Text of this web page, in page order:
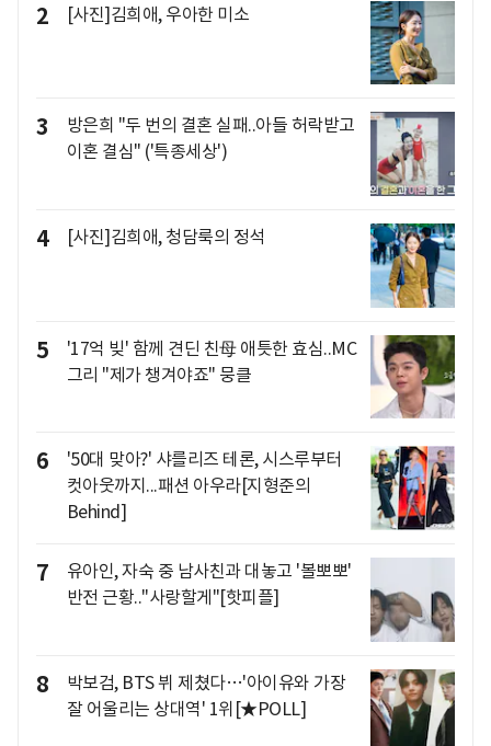
2 [사진]김희애, 우아한 미소
3
방은희 "두 번의 결혼 실패..아들 허락받고
이혼 결심" ('특종세상')
4 [사진]김희애, 청담룩의 정석
5
'17억 빚' 함께 견딘 친母 애틋한 효심..MC
그리 "제가 챙겨야죠" 뭉클
6
'50대 맞아?' 샤를리즈 테론, 시스루부터
컷아웃까지...패션 아우라[지형준의
Behind]
7
유아인, 자숙 중 남사친과 대놓고 '볼뽀뽀'
반전 근황.."사랑할게"[핫피플]
8
박보검, BTS 뷔 제쳤다…'아이유와 가장
잘 어울리는 상대역' 1위[★POLL]